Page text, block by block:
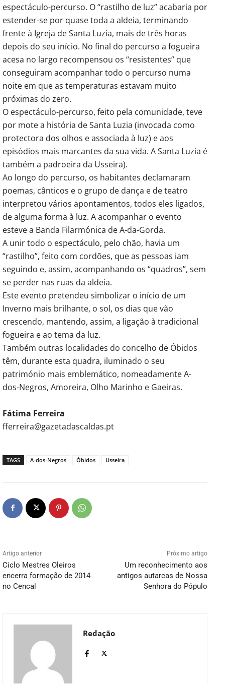
espectáculo-percurso. O “rastilho de luz” acabaria por
estender-se por quase toda a aldeia, terminando
frente à Igreja de Santa Luzia, mais de três horas
depois do seu início. No final do percurso a fogueira
acesa no largo recompensou os “resistentes” que
conseguiram acompanhar todo o percurso numa
noite em que as temperaturas estavam muito
próximas do zero.
O espectáculo-percurso, feito pela comunidade, teve
por mote a história de Santa Luzia (invocada como
protectora dos olhos e associada à luz) e aos
episódios mais marcantes da sua vida. A Santa Luzia é
também a padroeira da Usseira).
Ao longo do percurso, os habitantes declamaram
poemas, cânticos e o grupo de dança e de teatro
interpretou vários apontamentos, todos eles ligados,
de alguma forma à luz. A acompanhar o evento
esteve a Banda Filarmónica de A-da-Gorda.
A unir todo o espectáculo, pelo chão, havia um
“rastilho”, feito com cordões, que as pessoas iam
seguindo e, assim, acompanhando os “quadros”, sem
se perder nas ruas da aldeia.
Este evento pretendeu simbolizar o início de um
Inverno mais brilhante, o sol, os dias que vão
crescendo, mantendo, assim, a ligação à tradicional
fogueira e ao tema da luz.
Também outras localidades do concelho de Óbidos
têm, durante esta quadra, iluminado o seu
património mais emblemático, nomeadamente A-
dos-Negros, Amoreira, Olho Marinho e Gaeiras.
Fátima Ferreira
fferreira@gazetadascaldas.pt
TAGS A-dos-Negros Óbidos Usseira
Artigo anterior
Ciclo Mestres Oleiros
encerra formação de 2014
no Cencal
Próximo artigo
Um reconhecimento aos
antigos autarcas de Nossa
Senhora do Pópulo
Redação